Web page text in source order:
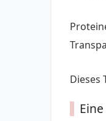
Dieses